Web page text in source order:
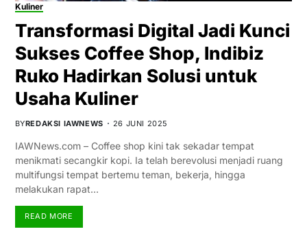
Kuliner
Transformasi Digital Jadi Kunci
Sukses Coffee Shop, Indibiz
Ruko Hadirkan Solusi untuk
Usaha Kuliner
BYREDAKSI IAWNEWS 26 JUNI 2025
IAWNews.com – Coffee shop kini tak sekadar tempat
menikmati secangkir kopi. Ia telah berevolusi menjadi ruang
multifungsi tempat bertemu teman, bekerja, hingga
melakukan rapat…
READ MORE